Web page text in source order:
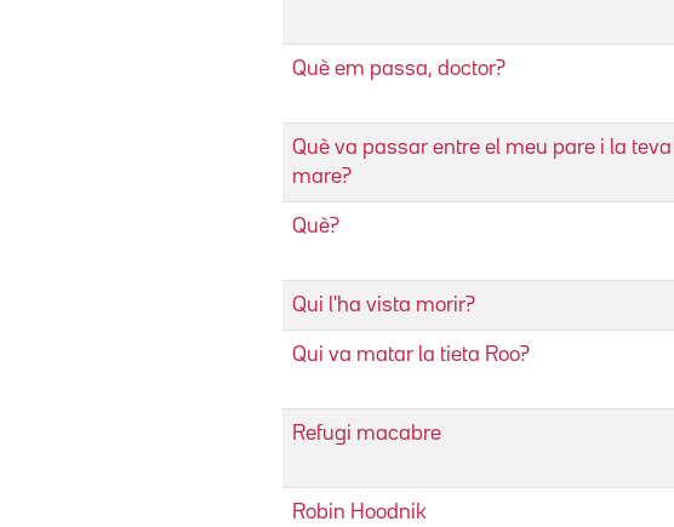
Què em passa, doctor?
Què va passar entre el meu pare i la teva
mare?
Què?
Qui l'ha vista morir?
Qui va matar la tieta Roo?
Refugi macabre
Robin Hoodnik